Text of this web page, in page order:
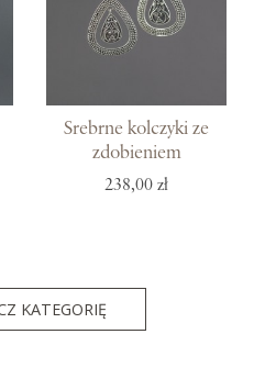
Srebrne kolczyki ze
zdobieniem
238,00 zł
KATEGORIĘ